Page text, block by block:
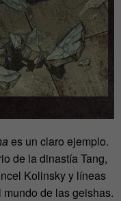
es un claro ejemplo.
de la dinastía Tang,
Kolinsky y líneas
de las geishas.